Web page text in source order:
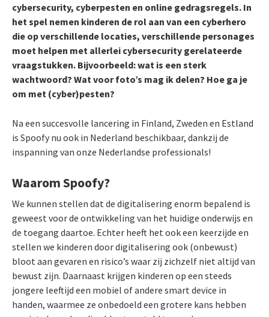
cybersecurity, cyberpesten en online gedragsregels. In
het spel nemen kinderen de rol aan van een cyberhero
die op verschillende locaties, verschillende personages
moet helpen met allerlei cybersecurity gerelateerde
vraagstukken. Bijvoorbeeld: wat is een sterk
wachtwoord? Wat voor foto’s mag ik delen? Hoe ga je
om met (cyber)pesten?
Na een succesvolle lancering in Finland, Zweden en Estland
is Spoofy nu ook in Nederland beschikbaar, dankzij de
inspanning van onze Nederlandse professionals!
Waarom Spoofy?
We kunnen stellen dat de digitalisering enorm bepalend is
geweest voor de ontwikkeling van het huidige onderwijs en
de toegang daartoe. Echter heeft het ook een keerzijde en
stellen we kinderen door digitalisering ook (onbewust)
bloot aan gevaren en risico’s waar zij zichzelf niet altijd van
bewust zijn. Daarnaast krijgen kinderen op een steeds
jongere leeftijd een mobiel of andere smart device in
handen, waarmee ze onbedoeld een grotere kans hebben